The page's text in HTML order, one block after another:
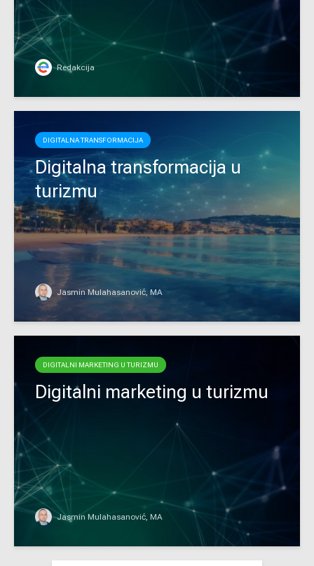
Redakcija
DIGITALNA TRANSFORMACIJA
Digitalna transformacija u
turizmu
Jasmin Mulahasanović, MA
DIGITALNI MARKETING U TURIZMU
Digitalni marketing u turizmu
Jasmin Mulahasanović, MA